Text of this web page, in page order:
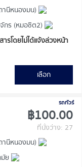
นีหนองมน)
กร (หมอชิต2)
รโดยไม่ได้แจ้งล่วงหน้า
เลือก
รถทัวร์
฿100.00
ที่นั่งว่าง: 27
นีหนองมน)
ย